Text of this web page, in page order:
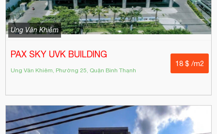
Ung Văn Khiêm
PAX SKY UVK BUILDING
Ung Văn Khiêm, Phường 25, Quận Bình Thạnh
18 $ /m2